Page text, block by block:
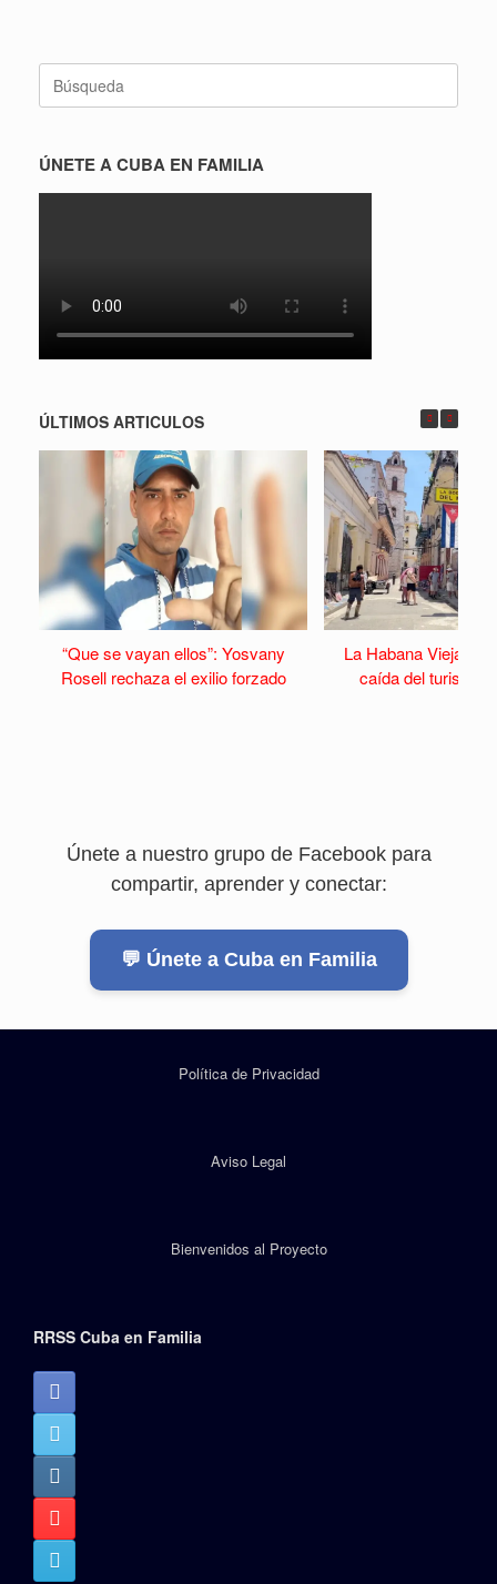
Buscar:
ÚNETE A CUBA EN FAMILIA
ÚLTIMOS ARTICULOS
“Que se vayan ellos”: Yosvany
Rosell rechaza el exilio forzado
La Habana Vieja se
caída del turismo
Únete a nuestro grupo de Facebook para
compartir, aprender y conectar:
💬 Únete a Cuba en Familia
Política de Privacidad
Aviso Legal
Bienvenidos al Proyecto
RRSS Cuba en Familia